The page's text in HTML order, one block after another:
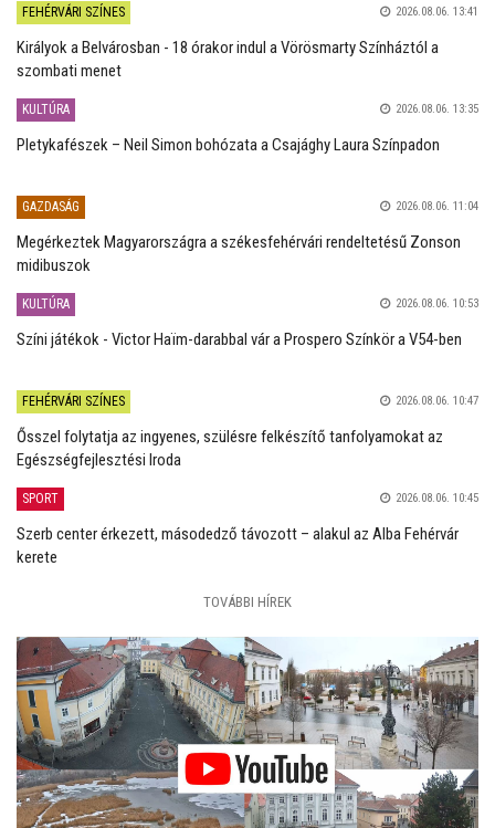
FEHÉRVÁRI SZÍNES 2026.08.06. 13:41
Királyok a Belvárosban - 18 órakor indul a Vörösmarty Színháztól a
szombati menet
KULTÚRA 2026.08.06. 13:35
Pletykafészek – Neil Simon bohózata a Csajághy Laura Színpadon
GAZDASÁG 2026.08.06. 11:04
Megérkeztek Magyarországra a székesfehérvári rendeltetésű Zonson
midibuszok
KULTÚRA 2026.08.06. 10:53
Színi játékok - Victor Haïm-darabbal vár a Prospero Színkör a V54-ben
FEHÉRVÁRI SZÍNES 2026.08.06. 10:47
Ősszel folytatja az ingyenes, szülésre felkészítő tanfolyamokat az
Egészségfejlesztési Iroda
SPORT 2026.08.06. 10:45
Szerb center érkezett, másodedző távozott – alakul az Alba Fehérvár
kerete
TOVÁBBI HÍREK